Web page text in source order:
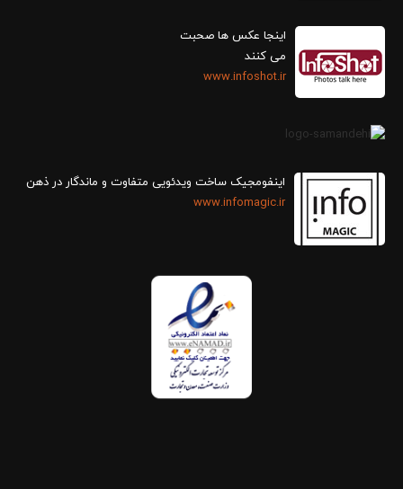
اینجا عکس ها صحبت
می کنند
www.infoshot.ir
اینفومجیک ساخت ویدئویی متفاوت و ماندگار در ذهن
www.infomagic.ir